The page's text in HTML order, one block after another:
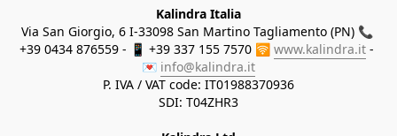
Kalindra Italia
Via San Giorgio, 6 I-33098 San Martino Tagliamento (PN) 📞
+39 0434 876559 - 📱 +39 337 155 7570 🛜 www.kalindra.it -
💌 info@kalindra.it
P. IVA / VAT code: IT01988370936
SDI: T04ZHR3